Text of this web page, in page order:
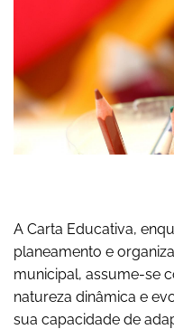
A Carta Educativa,
planeamento e
municipal, assume-se
natureza dinâmica e
sua capacidade de